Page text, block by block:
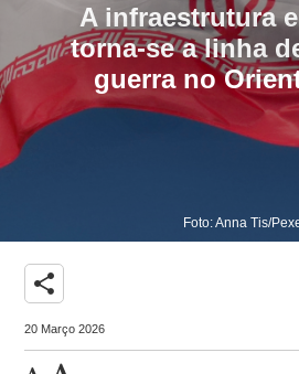
A infraestrutura
torna-se a linha
guerra no
Foto: Anna Tis/
share
20 Março 2026